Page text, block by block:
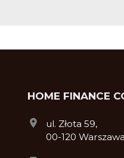
HOME FINANCE
ul. Złota 59,
00-120 Warszawa